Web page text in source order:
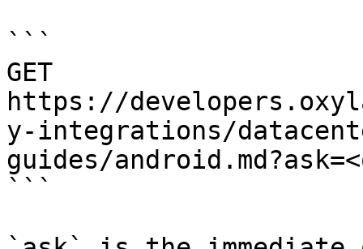
```
GET
https://
y-integrations/
guides/
```